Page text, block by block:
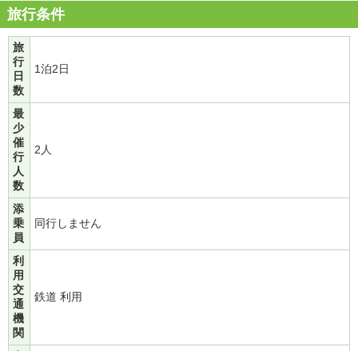
旅行条件
旅
行
日
数
1泊2日
最
少
催
行
人
数
2人
添
乗
員
同行しません
利
用
交
通
機
関
鉄道 利用